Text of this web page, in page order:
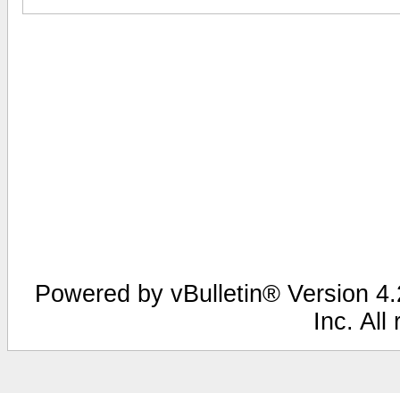
Powered by vBulletin® Version
Inc. All